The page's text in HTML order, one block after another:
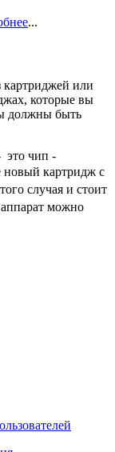
...
или
которые вы
должны быть
это чип -
новый картридж с
случая и стоит
можно